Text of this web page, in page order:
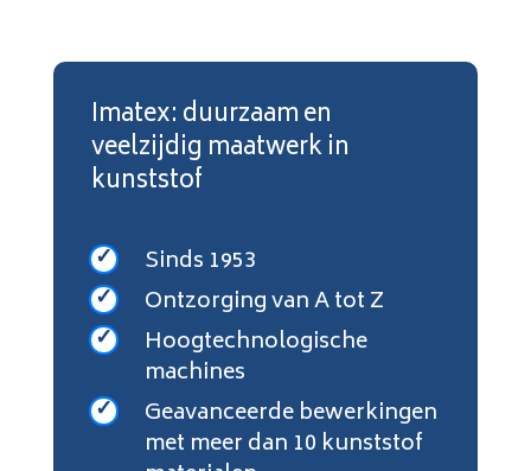
Imatex: duurzaam en
veelzijdig maatwerk in
kunststof
Sinds 1953
Ontzorging van A tot Z
Hoogtechnologische
machines
Geavanceerde bewerkingen
met meer dan 10 kunststof